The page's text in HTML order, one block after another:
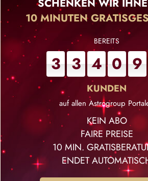
SCHENKEN WIR
10 MINUTEN
3 3 4 0 9
auf allen Astrogroup
KEIN ABO
FAIRE PREISE
10 MIN.
ENDET